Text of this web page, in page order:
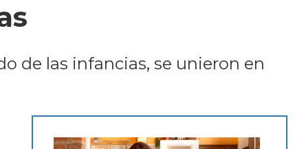
de las infancias, se unieron en